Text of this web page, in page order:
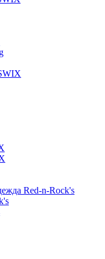
Red-n-Rock's